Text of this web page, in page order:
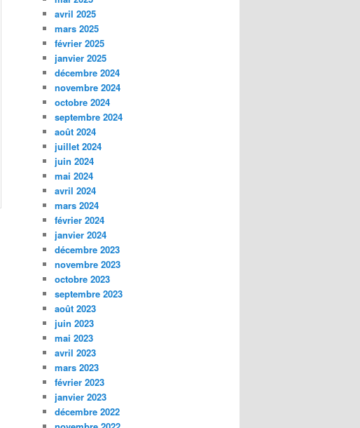
avril 2025
mars 2025
février 2025
janvier 2025
décembre 2024
novembre 2024
octobre 2024
septembre 2024
août 2024
juillet 2024
juin 2024
mai 2024
avril 2024
mars 2024
février 2024
janvier 2024
décembre 2023
novembre 2023
octobre 2023
septembre 2023
août 2023
juin 2023
mai 2023
avril 2023
mars 2023
février 2023
janvier 2023
décembre 2022